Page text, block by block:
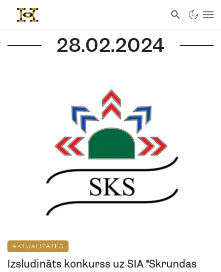
28.02.2024
AKTUALITĀTES
Izsludināts konkurss uz SIA “Skrundas